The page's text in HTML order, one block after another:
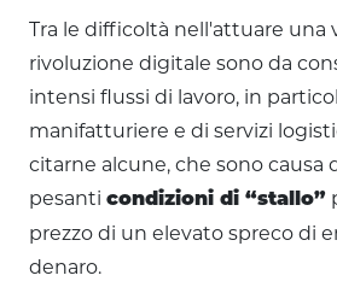
Tra le difficoltà nell'attuare una
rivoluzione digitale sono da
intensi flussi di lavoro, in
manifatturiere e di servizi
citarne alcune, che sono causa
pesanti condizioni di “stallo”
prezzo di un elevato spreco di
denaro.